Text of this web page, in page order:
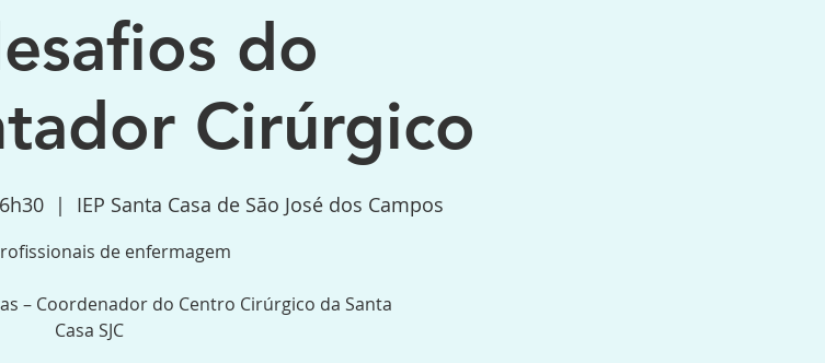
do
Cirúrgico
  |
IEP Santa Casa de São José dos Campos
de enfermagem
– Coordenador do Centro Cirúrgico da Santa
Casa SJC